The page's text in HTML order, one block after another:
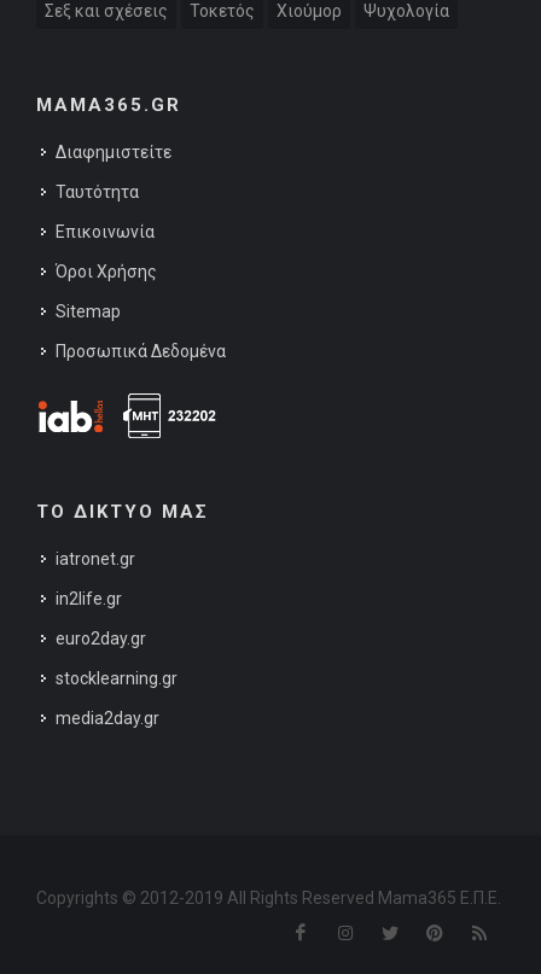
Σεξ και σχέσεις Τοκετός Χιούμορ Ψυχολογία
MAMA365.GR
Διαφημιστείτε
Ταυτότητα
Επικοινωνία
Όροι Χρήσης
Sitemap
Προσωπικά Δεδομένα
ΤΟ ΔΙΚΤΥΟ ΜΑΣ
iatronet.gr
in2life.gr
euro2day.gr
stocklearning.gr
media2day.gr
Copyrights © 2012-2019 All Rights Reserved Mama365 Ε.Π.Ε.